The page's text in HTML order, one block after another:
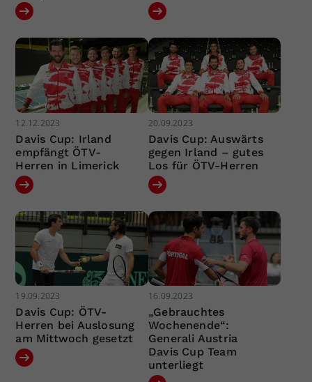
12.12.2023
Davis Cup: Irland
empfängt ÖTV-
Herren in Limerick
20.09.2023
Davis Cup: Auswärts
gegen Irland – gutes
Los für ÖTV-Herren
19.09.2023
Davis Cup: ÖTV-
Herren bei Auslosung
am Mittwoch gesetzt
16.09.2023
„Gebrauchtes
Wochenende“:
Generali Austria
Davis Cup Team
unterliegt